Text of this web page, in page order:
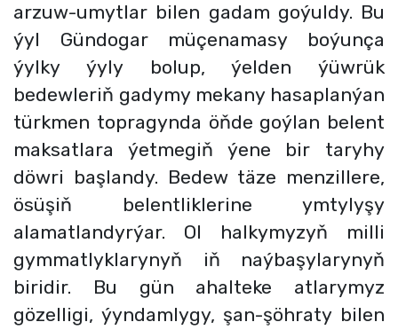
arzuw-umytlar bilen gadam goýuldy. Bu
ýyl Gündogar müçenamasy boýunça
ýylky ýyly bolup, ýelden ýüwrük
bedewleriň gadymy mekany hasaplanýan
türkmen topragynda öňde goýlan belent
maksatlara ýetmegiň ýene bir taryhy
döwri başlandy. Bedew täze menzillere,
ösüşiň belentliklerine ymtylyşy
alamatlandyrýar. Ol halkymyzyň milli
gymmatlyklarynyň iň naýbaşylarynyň
biridir. Bu gün ahalteke atlarymyz
gözelligi, ýyndamlygy, şan-şöhraty bilen